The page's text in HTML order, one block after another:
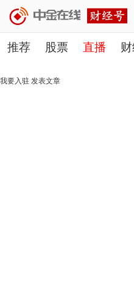
推荐 股票 直播
理财 行业
我要入驻 发表文章